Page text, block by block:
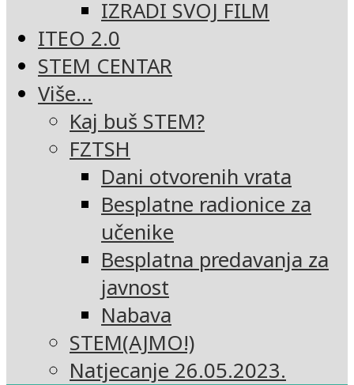
IZRADI SVOJ FILM
ITEO 2.0
STEM CENTAR
Više…
Kaj buš STEM?
FZTSH
Dani otvorenih vrata
Besplatne radionice za
učenike
Besplatna predavanja za
javnost
Nabava
STEM(AJMO!)
Natjecanje 26.05.2023.